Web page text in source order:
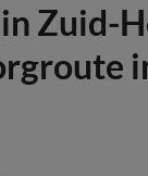
Zuid-